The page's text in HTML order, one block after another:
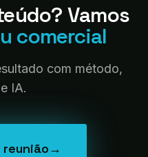
Vamos
comercial
com método,
IA.
reunião→